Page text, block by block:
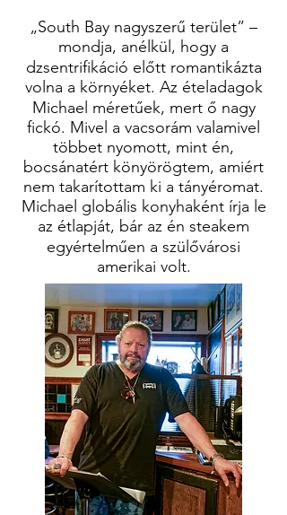
„South Bay nagyszerű terület” –
mondja, anélkül, hogy a
dzsentrifikáció előtt romantikázta
volna a környéket. Az ételadagok
Michael méretűek, mert ő nagy
fickó. Mivel a vacsorám valamivel
többet nyomott, mint én,
bocsánatért könyörögtem, amiért
nem takarítottam ki a tányéromat.
Michael globális konyhaként írja le
az étlapját, bár az én steakem
egyértelműen a szülővárosi
amerikai volt.